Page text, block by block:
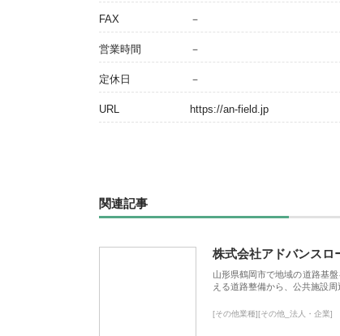
FAX －
営業時間 －
定休日 －
URL https://an-field.jp
関連記事
株式会社アドバンスロ
山形県鶴岡市で地域の道路基
える道路整備から、公共施設
[その他業種][その他_法人・企業]